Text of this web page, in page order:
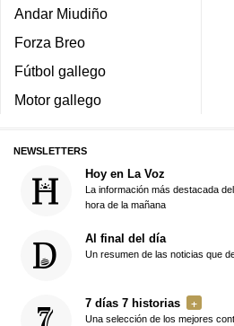
Andar Miudiño
Forza Breo
Fútbol gallego
Motor gallego
NEWSLETTERS
Hoy en La Voz
La información más destacada
hora de la mañana
Al final del día
Un resumen de las noticias que
7 días 7 historias
Una selección de los mejores